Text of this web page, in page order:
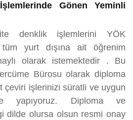
Gönen Yeminli
denklik işlemlerini YÖK
tüm yurt dışına ait öğrenim
olarak istemektedir . Bu
Bürosu olarak diploma
çeviri işlerinizi süratli ve uygun
yapıyoruz. Diploma ve
dilde olursa olsun resmi onay